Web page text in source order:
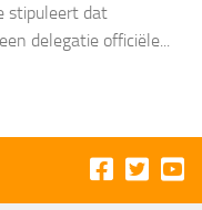
stipuleert dat
delegatie officiële...